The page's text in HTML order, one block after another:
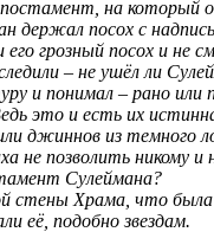
на который
держал посох с
грозный посох и не
– не ушёл ли
и понимал – рано
это и есть их
джиннов из темного
не позволить никому и
Сулеймана?
стены Храма, что была
её, подобно звездам.